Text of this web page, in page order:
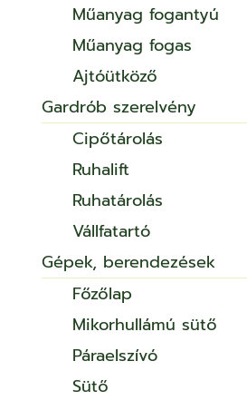
Műanyag fogantyú
Műanyag fogas
Ajtóütköző
Gardrób szerelvény
Cipőtárolás
Ruhalift
Ruhatárolás
Vállfatartó
Gépek, berendezések
Főzőlap
Mikorhullámú sütő
Páraelszívó
Sütő